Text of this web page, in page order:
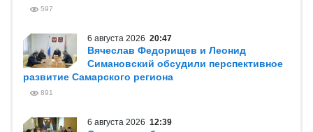
597
6 августа 2026 20:47
Вячеслав Федорищев и Леонид
Симановский обсудили перспективное
развитие Самарского региона
891
6 августа 2026 12:39